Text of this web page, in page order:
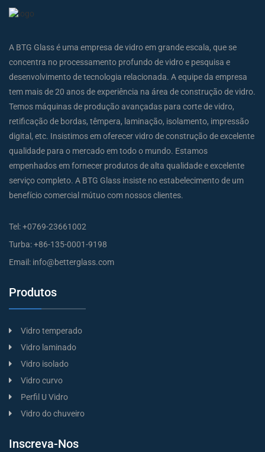
A BTG Glass é uma empresa de vidro em grande escala, que se
concentra no processamento profundo de vidro e pesquisa e
desenvolvimento de tecnologia relacionada. A equipe da empresa
tem mais de 20 anos de experiência na área de construção de vidro.
Temos máquinas de produção avançadas para corte de vidro,
retificação de bordas, têmpera, laminação, isolamento, impressão
digital, etc. Insistimos em oferecer vidro de construção de excelente
qualidade para o mercado em todo o mundo. Estamos
empenhados em fornecer produtos de alta qualidade e excelente
serviço completo. A BTG Glass insiste no estabelecimento de um
benefício comercial mútuo com nossos clientes.
Tel:+0769-23661002
Turba:+86-135-0001-9198
Email: info@betterglass.com
Produtos
Vidro temperado
Vidro laminado
Vidro isolado
Vidro curvo
Perfil U Vidro
Vidro do chuveiro
Inscreva-Nos